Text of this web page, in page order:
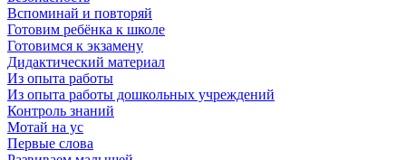
Вспоминай и повторяй
Готовим ребёнка к школе
Готовимся к экзамену
Дидактический материал
Из опыта работы
Из опыта работы дошкольных учреждений
Контроль знаний
Мотай на ус
Первые слова